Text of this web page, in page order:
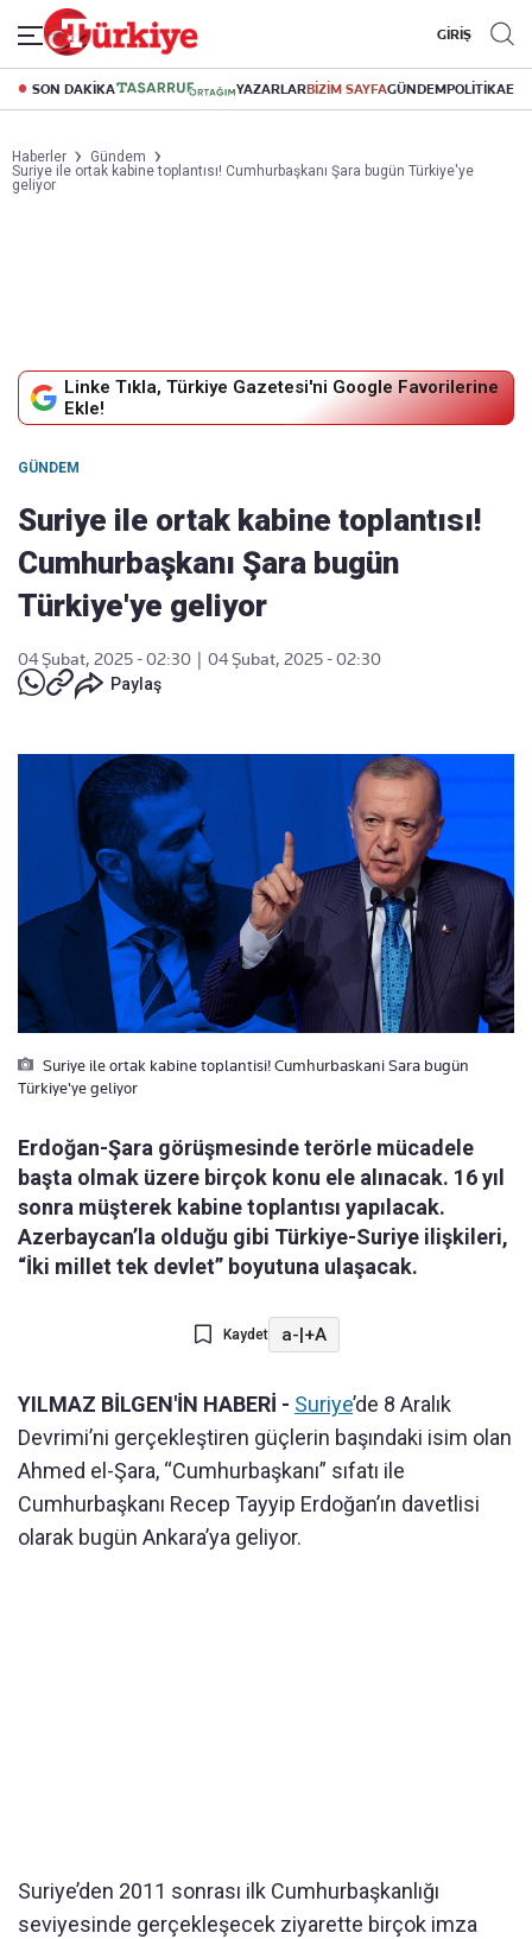
GİRİŞ
SON DAKİKA YAZARLARBİZİM SAYFAGÜNDEMPOLİTİKA
Haberler
Gündem
Suriye ile ortak kabine toplantısı! Cumhurbaşkanı Şara bugün Türkiye'ye
geliyor
Linke Tıkla, Türkiye Gazetesi'ni Google Favorilerine
Ekle!
GÜNDEM
Suriye ile ortak kabine toplantısı!
Cumhurbaşkanı Şara bugün
Türkiye'ye geliyor
04 Şubat, 2025 - 02:30
04 Şubat, 2025 - 02:30
Paylaş
Suriye ile ortak kabine toplantisi! Cumhurbaskani Sara bugün
Türkiye'ye geliyor
Erdoğan-Şara görüşmesinde terörle mücadele
başta olmak üzere birçok konu ele alınacak. 16 yıl
sonra müşterek kabine toplantısı yapılacak.
Azerbaycan’la olduğu gibi Türkiye-Suriye ilişkileri,
“İki millet tek devlet” boyutuna ulaşacak.
Kaydet a-|+A
YILMAZ BİLGEN'İN HABERİ - Suriye’de 8 Aralık
Devrimi’ni gerçekleştiren güçlerin başındaki isim olan
Ahmed el-Şara, “Cumhurbaşkanı” sıfatı ile
Cumhurbaşkanı Recep Tayyip Erdoğan’ın davetlisi
olarak bugün Ankara’ya geliyor.
Suriye’den 2011 sonrası ilk Cumhurbaşkanlığı
seviyesinde gerçekleşecek ziyarette birçok imza